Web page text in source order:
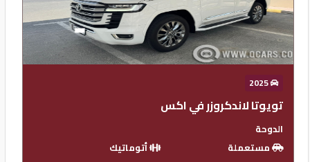
2025
تويوتا لاندكروزر في اكس
الدوحة
مستعملة
أتوماتيك